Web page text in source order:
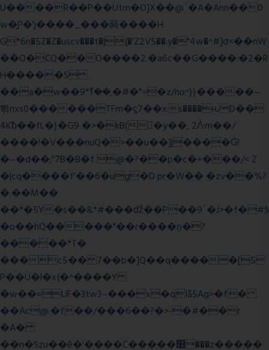
U����R��P��Utm�O]X��@`�A�Ann��0
w�͍P�'j��֛��_���䕟����H
G*6n�5Z�Z�uscv���t�|{�'Z2V5��:y�"4w�^#]σ<��nW
��O�CQ��O����2.�a6c��G����:�2�R
H�����S
��a�w��9*܂��ߌ�#�"=�z/no^}}�����~
쀢nxs0������TFm�ϛ7��x:s����ԋD��
4Kƀ��fL�}�G9 �>�kB(�ِy��, 2ᐿm��/
����!�V���nuQ�>��u��]|����Ġ!
�~�d��;"7B�B�f @�?��p�c�+���/< Z
�|cq����f'��6�ug�D pr�W�� �zv��%?
�.��M��
��*�5Y�s��&*#���ǆ��P��9`�J>�f�#S
�o��hQ�����"��r����ņ�?
�����*T�
���c5�� 7��b�]Q��q�����[5
P��U�l�x{�^����Y
�w��=UF�3tw3~���x�qIå5Ag>�f�
��Ac@:�f��/���6��?�>-�#��r
�A�
��n�Szu��ӗ�'����C�����׻���z�����